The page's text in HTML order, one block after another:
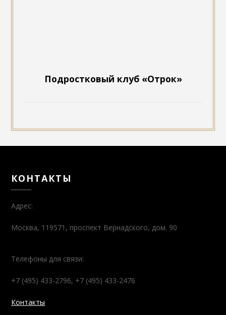
Подростковый клуб «Отрок»
КОНТАКТЫ
Адрес:
Москва, 119571, проспект Вернадского, дом. 90
Телефоны для связи:
+7 (495) 433-2796, +7 (495) 433-2476
Контакты